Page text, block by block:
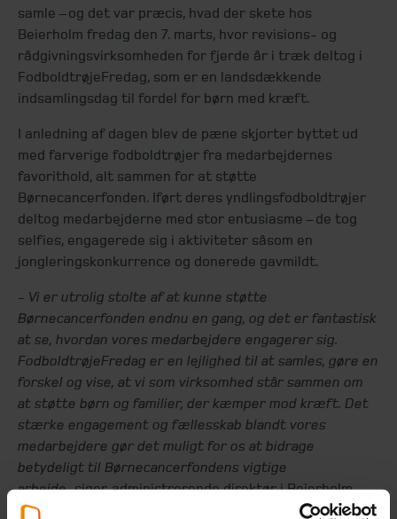
samle – og det var præcis, hvad der skete hos
Beierholm fredag den 7. marts, hvor revisions- og
rådgivningsvirksomheden for fjerde år i træk deltog i
FodboldtrøjeFredag, som er en landsdækkende
indsamlingsdag til fordel for børn med kræft.
I anledning af dagen blev de pæne skjorter byttet ud
med farverige fodboldtrøjer fra medarbejdernes
favorithold, alt sammen for at støtte
Børnecancerfonden. Iført deres yndlingsfodboldtrøjer
deltog medarbejderne med stor entusiasme – de tog
selfies, engagerede sig i aktiviteter såsom en
jongleringskonkurrence og donerede gavmildt.
- Vi er utrolig stolte af at kunne støtte
Børnecancerfonden endnu en gang, og det er fantastisk
at se, hvordan vores medarbejdere engagerer sig.
FodboldtrøjeFredag er en lejlighed til at samles, gøre en
forskel og vise, at vi som virksomhed står sammen om
at støtte børn og familier, der kæmper mod kræft. Det
stærke engagement og fællesskab blandt vores
medarbejdere gør det muligt for os at bidrage
betydeligt til Børnecancerfondens vigtige
arbejde,siger administrerende direktør i Beierholm,
Søren V. Pedersen.